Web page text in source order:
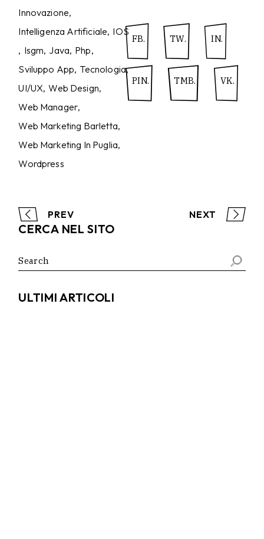
Innovazione
Intelligenza Artificiale IOS
Isgm Java Php
Sviluppo App Tecnologia
UI/UX Web Design
Web Manager
Web Marketing Barletta
Web Marketing In Puglia
Wordpress
FB. TW. IN.
PIN. TMB. VK.
PREV NEXT
CERCA NEL SITO
Search
for:
ULTIMI ARTICOLI